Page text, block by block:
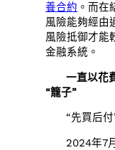
養合約 。而在
風險能夠經由
風險抵御才能
金融系統。
一直以花
“籠子”
“先買后
2024年7